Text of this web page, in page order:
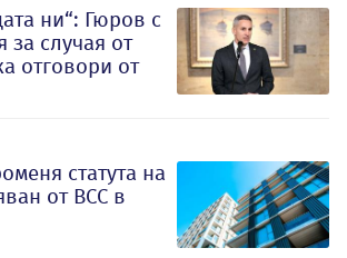
ни“: Гюров с
за случая от
отговори от
статута на
от ВСС в